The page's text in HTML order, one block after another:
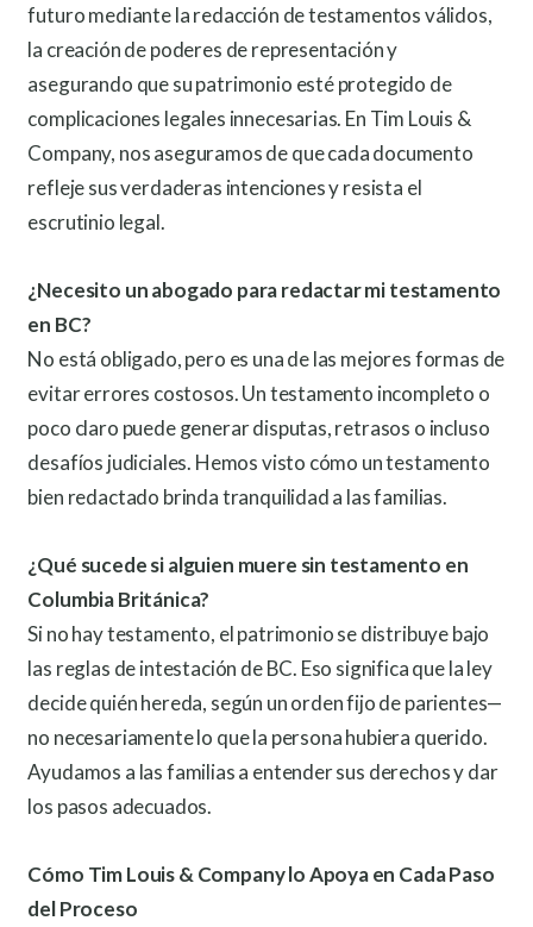
futuro mediante la redacción de testamentos válidos,
la creación de poderes de representación y
asegurando que su patrimonio esté protegido de
complicaciones legales innecesarias. En Tim Louis &
Company, nos aseguramos de que cada documento
refleje sus verdaderas intenciones y resista el
escrutinio legal.
¿Necesito un abogado para redactar mi testamento
en BC?
No está obligado, pero es una de las mejores formas de
evitar errores costosos. Un testamento incompleto o
poco claro puede generar disputas, retrasos o incluso
desafíos judiciales. Hemos visto cómo un testamento
bien redactado brinda tranquilidad a las familias.
¿Qué sucede si alguien muere sin testamento en
Columbia Británica?
Si no hay testamento, el patrimonio se distribuye bajo
las reglas de intestación de BC. Eso significa que la ley
decide quién hereda, según un orden fijo de parientes—
no necesariamente lo que la persona hubiera querido.
Ayudamos a las familias a entender sus derechos y dar
los pasos adecuados.
Cómo Tim Louis & Company lo Apoya en Cada Paso
del Proceso